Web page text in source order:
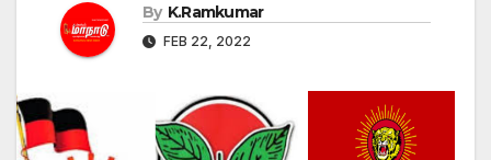
By K.Ramkumar
FEB 22, 2022